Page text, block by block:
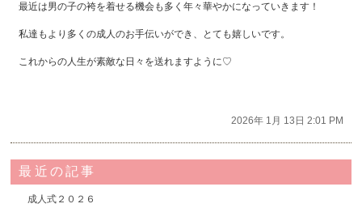
最近は男の子の袴を着せる機会も多く年々華やかになっていきます！
私達もより多くの成人のお手伝いができ、とても嬉しいです。
これからの人生が素敵な日々を送れますように♡
2026年 1月 13日 2:01 PM
最近の記事
成人式２０２６